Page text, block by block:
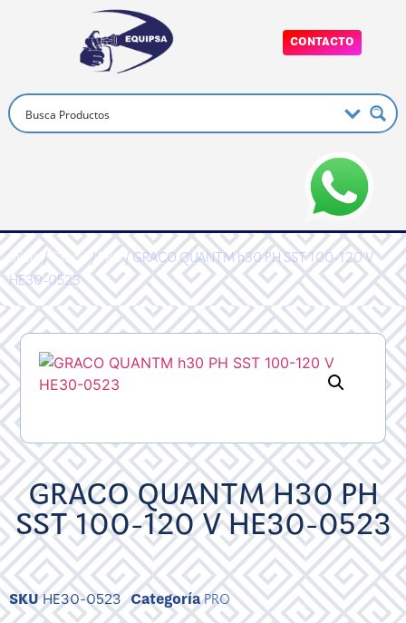
CONTACTO
Inicio/Graco/PRO/ GRACO QUANTM h30 PH SST 100-120 V
HE30-0523
GRACO QUANTM H30 PH
SST 100-120 V HE30-0523
SKUHE30-0523 CategoríaPRO